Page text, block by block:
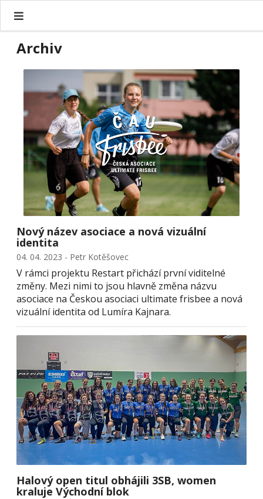
Archiv
Nový název asociace a nová vizuální
identita
04. 04. 2023 - Petr Kotěšovec
V rámci projektu Restart přichází první viditelné
změny. Mezi nimi to jsou hlavně změna názvu
asociace na Českou asociaci ultimate frisbee a nová
vizuální identita od Lumíra Kajnara.
Halový open titul obhájili 3SB, women
kraluje Východní blok